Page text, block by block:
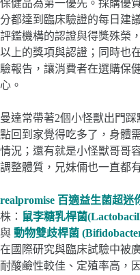
保健品為第一優先。採購優
分都達到臨床驗證的每日建
評鑑機構的認證與得獎殊榮
以上的獎項與認證；同時也
驗報告，讓消費者在選購保
心。
曼達常帶著2個小怪獸出門
點回到家覺得吃多了，身體
情況；還有就是小怪獸哥哥
調整體質，兄妹倆也一直都
realpromise 百適益生菌超迷
株： 鼠李糖乳桿菌
與 動物雙歧桿菌
在國際研究與臨床試驗中被
耐酸鹼性較佳、定殖率高，